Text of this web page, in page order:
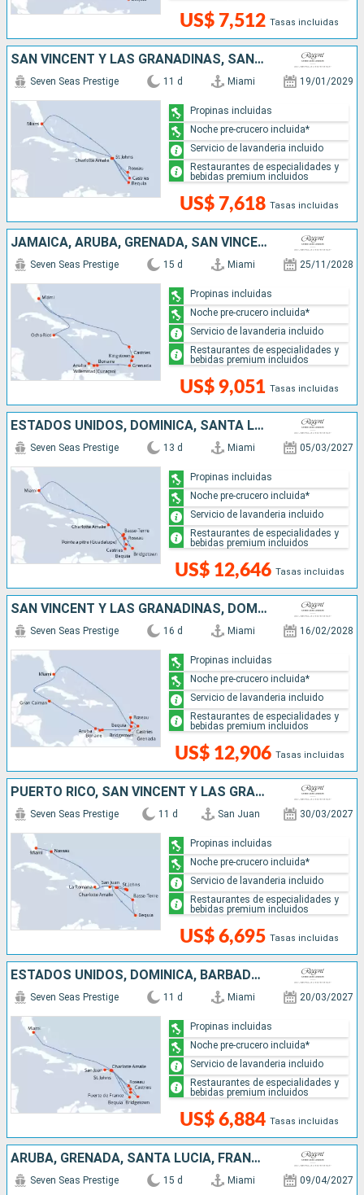
US$ 7,512 Tasas incluidas
SAN VINCENT Y LAS GRANADINAS, SANTA LUCIA, DOMINICA, ESTADOS UNIDOS
Seven Seas Prestige 11 d Miami 19/01/2029
US$ 7,618 Tasas incluidas
Propinas incluidas
Noche pre-crucero incluida*
Servicio de lavanderia incluido
Restaurantes de especialidades y
bebidas premium incluidos
JAMAICA, ARUBA, GRENADA, SAN VINCENT Y LAS GRANADINAS, SANTA LUCIA, ESTADOS UNIDOS
Seven Seas Prestige 15 d Miami 25/11/2028
US$ 9,051 Tasas incluidas
Propinas incluidas
Noche pre-crucero incluida*
Servicio de lavanderia incluido
Restaurantes de especialidades y
bebidas premium incluidos
ESTADOS UNIDOS, DOMINICA, SANTA LUCIA, BARBADOS, SAN VINCENT Y LAS GRANADINAS
Seven Seas Prestige 13 d Miami 05/03/2027
US$ 12,646 Tasas incluidas
Propinas incluidas
Noche pre-crucero incluida*
Servicio de lavanderia incluido
Restaurantes de especialidades y
bebidas premium incluidos
SAN VINCENT Y LAS GRANADINAS, DOMINICA, SANTA LUCIA, BARBADOS, GRENADA, ARUBA, ISLAS CAIMÁN, ESTADOS UNIDOS
Seven Seas Prestige 16 d Miami 16/02/2028
US$ 12,906 Tasas incluidas
Propinas incluidas
Noche pre-crucero incluida*
Servicio de lavanderia incluido
Restaurantes de especialidades y
bebidas premium incluidos
PUERTO RICO, SAN VINCENT Y LAS GRANADINAS, FRANCIA, SAN MARTÍN, ESTADOS UNIDOS, REPÚBLICA DOMINICANA, BAHAMAS
Seven Seas Prestige 11 d San Juan 30/03/2027
US$ 6,695 Tasas incluidas
Propinas incluidas
Noche pre-crucero incluida*
Servicio de lavanderia incluido
Restaurantes de especialidades y
bebidas premium incluidos
ESTADOS UNIDOS, DOMINICA, BARBADOS, SANTA LUCIA, SAN VINCENT Y LAS GRANADINAS, PUERTO RICO
Seven Seas Prestige 11 d Miami 20/03/2027
US$ 6,884 Tasas incluidas
Propinas incluidas
Noche pre-crucero incluida*
Servicio de lavanderia incluido
Restaurantes de especialidades y
bebidas premium incluidos
ARUBA, GRENADA, SANTA LUCIA, FRANCIA, PUERTO RICO, REINO UNIDO, ESTADOS UNIDOS
Seven Seas Prestige 15 d Miami 09/04/2027